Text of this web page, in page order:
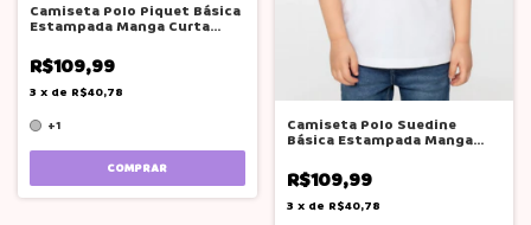
Camiseta Polo Piquet Básica
Estampada Manga Curta
R$109,99
3 x de R$40,78
+1
COMPRAR
Camiseta Polo Suedine
Básica Estampada Manga
R$109,99
3 x de R$40,78